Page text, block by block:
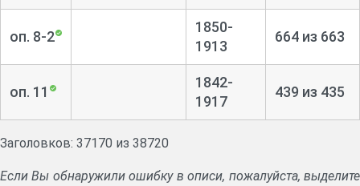
оп. 8-2
1850-
1913
664 из 663
оп. 11
1842-
1917
439 из 435
Заголовков: 37170 из 38720
Если Вы обнаружили ошибку в описи, пожалуйста, выделите